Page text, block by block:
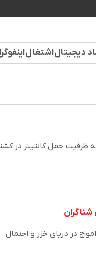
دیجیتالاشتغال
ظرفیت حمل کانتینر در
در دریای خزر و احتمال